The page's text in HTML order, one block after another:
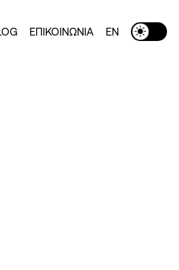
ΕΠΙΚΟΙΝΩΝΙΑ EN
Toggle Dark Mode